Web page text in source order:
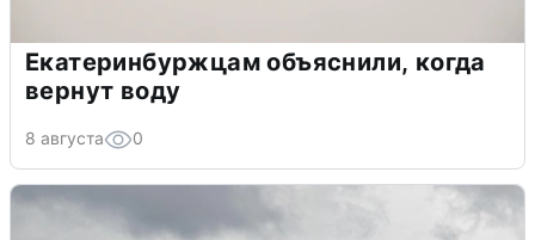
Екатеринбуржцам объяснили, когда
вернут воду
8 августа 0